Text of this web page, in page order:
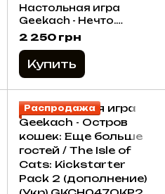
Настольная игра
Geekach - Нечто.
Настольная игра / The
Thing: The Boardgame
(Укр)
2 250 грн
Купить
Распродажа